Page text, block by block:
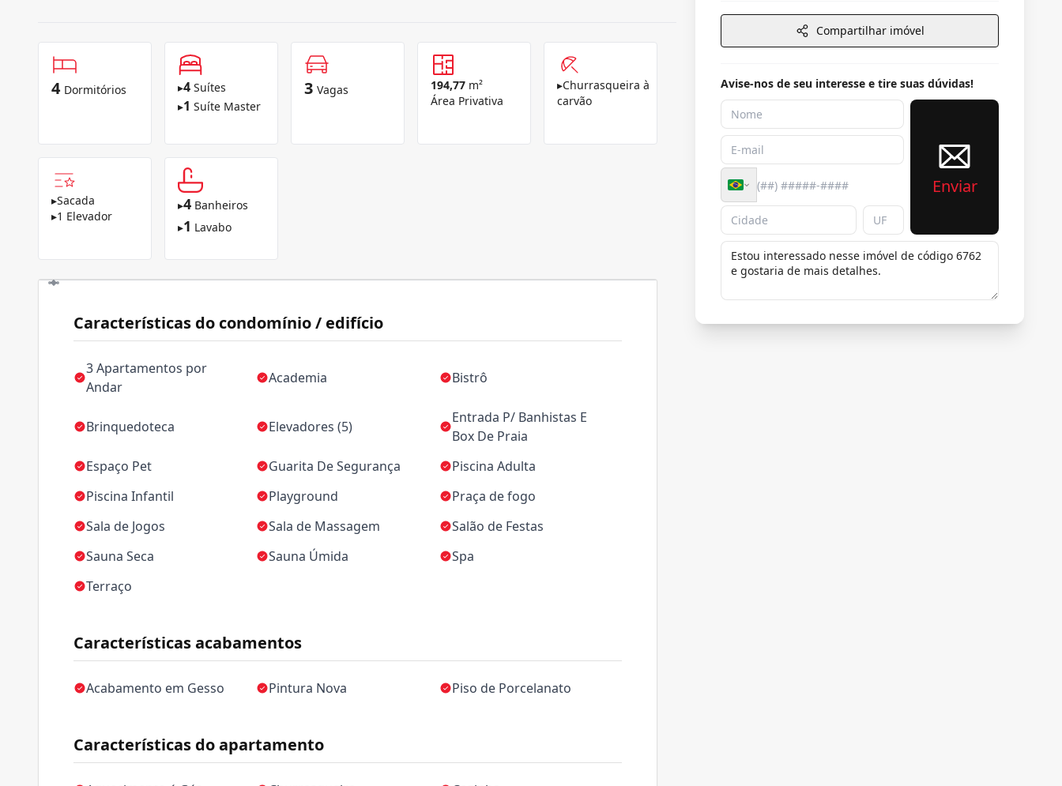
4 Dormitórios ▸4 Suítes
▸1 Suíte Master
3 Vagas 194,77 m²
Área Privativa
▸Churrasqueira à
carvão
▸Sacada
▸1 Elevador
▸4 Banheiros
▸1 Lavabo
Características do condomínio / edifício
3 Apartamentos por
Andar
Academia Bistrô
Brinquedoteca Elevadores (5)
Entrada P/ Banhistas E
Box De Praia
Espaço Pet
Guarita De Segurança
Piscina Adulta
Piscina Infantil
Playground
Praça de fogo
Sala de Jogos
Sala de Massagem
Salão de Festas
Sauna Seca
Sauna Úmida
Spa
Terraço
Características acabamentos
Acabamento em Gesso Pintura Nova Piso de Porcelanato
Características do apartamento
Compartilhar imóvel
Avise-nos de seu interesse e tire suas dúvidas!
Enviar